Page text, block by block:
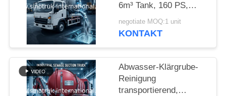
6m³ Tank, 160 PS,
8.00R20 Reifen,
Leichter
Sanitärfahrzeug
negotiate MOQ:1 unit
KONTAKT
Abwasser-Klärgrube-
Reinigung
transportierend,